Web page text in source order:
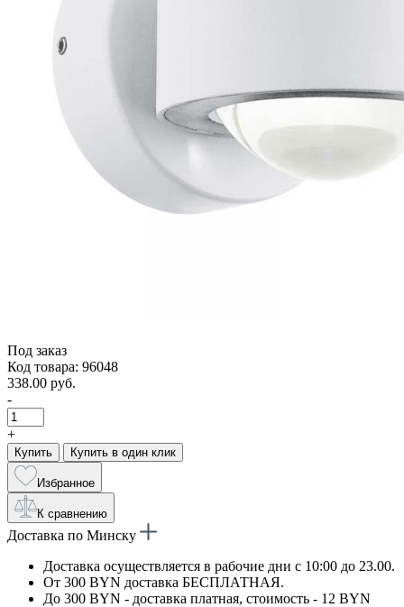
Под заказ
Код товара: 96048
338.00 руб.
-
+
Купить Купить в один клик
Избранное
К сравнению
Доставка по Минску
Доставка осуществляется в рабочие дни с 10:00 до 23.00.
От 300 BYN доставка БЕСПЛАТНАЯ.
До 300 BYN - доставка платная, стоимость - 12 BYN